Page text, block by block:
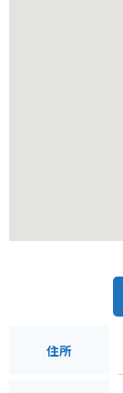
住所